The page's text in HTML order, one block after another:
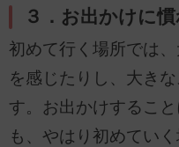
３．お出かけに
初めて行く場所では
を感じたりし、大き
す。お出かけするこ
も、やはり初めてい